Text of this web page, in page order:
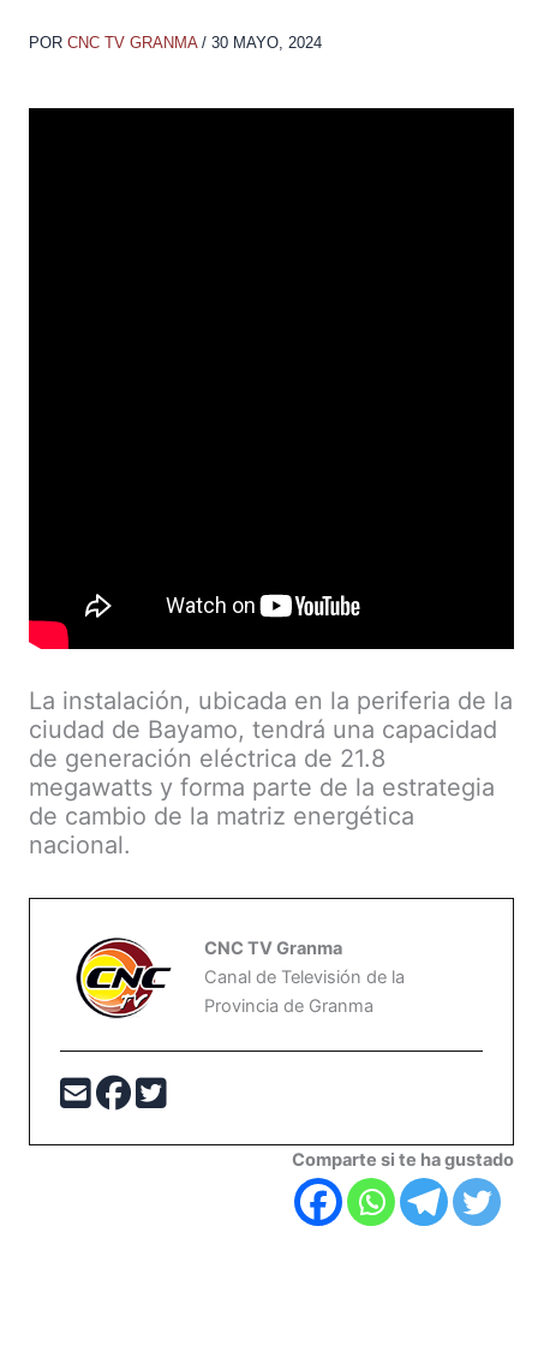
POR CNC TV GRANMA / 30 MAYO, 2024
La instalación, ubicada en la periferia de la
ciudad de Bayamo, tendrá una capacidad
de generación eléctrica de 21.8
megawatts y forma parte de la estrategia
de cambio de la matriz energética
nacional.
CNC TV Granma
Canal de Televisión de la
Provincia de Granma
Comparte si te ha gustado